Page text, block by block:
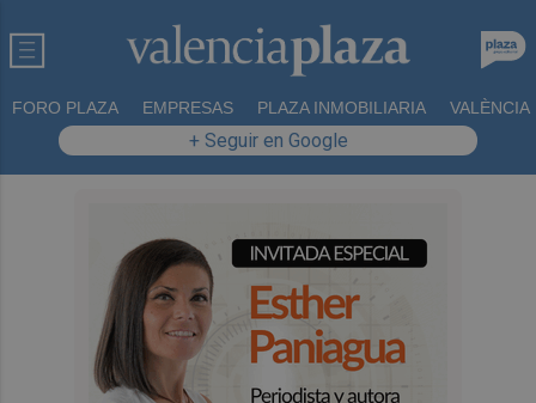
FORO PLAZA EMPRESAS PLAZA INMOBILIARIA VALÈNCIA
+ Seguir en Google